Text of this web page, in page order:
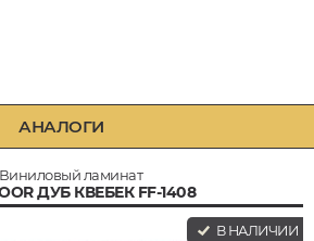
АНАЛОГИ
Виниловый ламинат
ДУБ КВЕБЕК FF-1408
В НАЛИЧИИ